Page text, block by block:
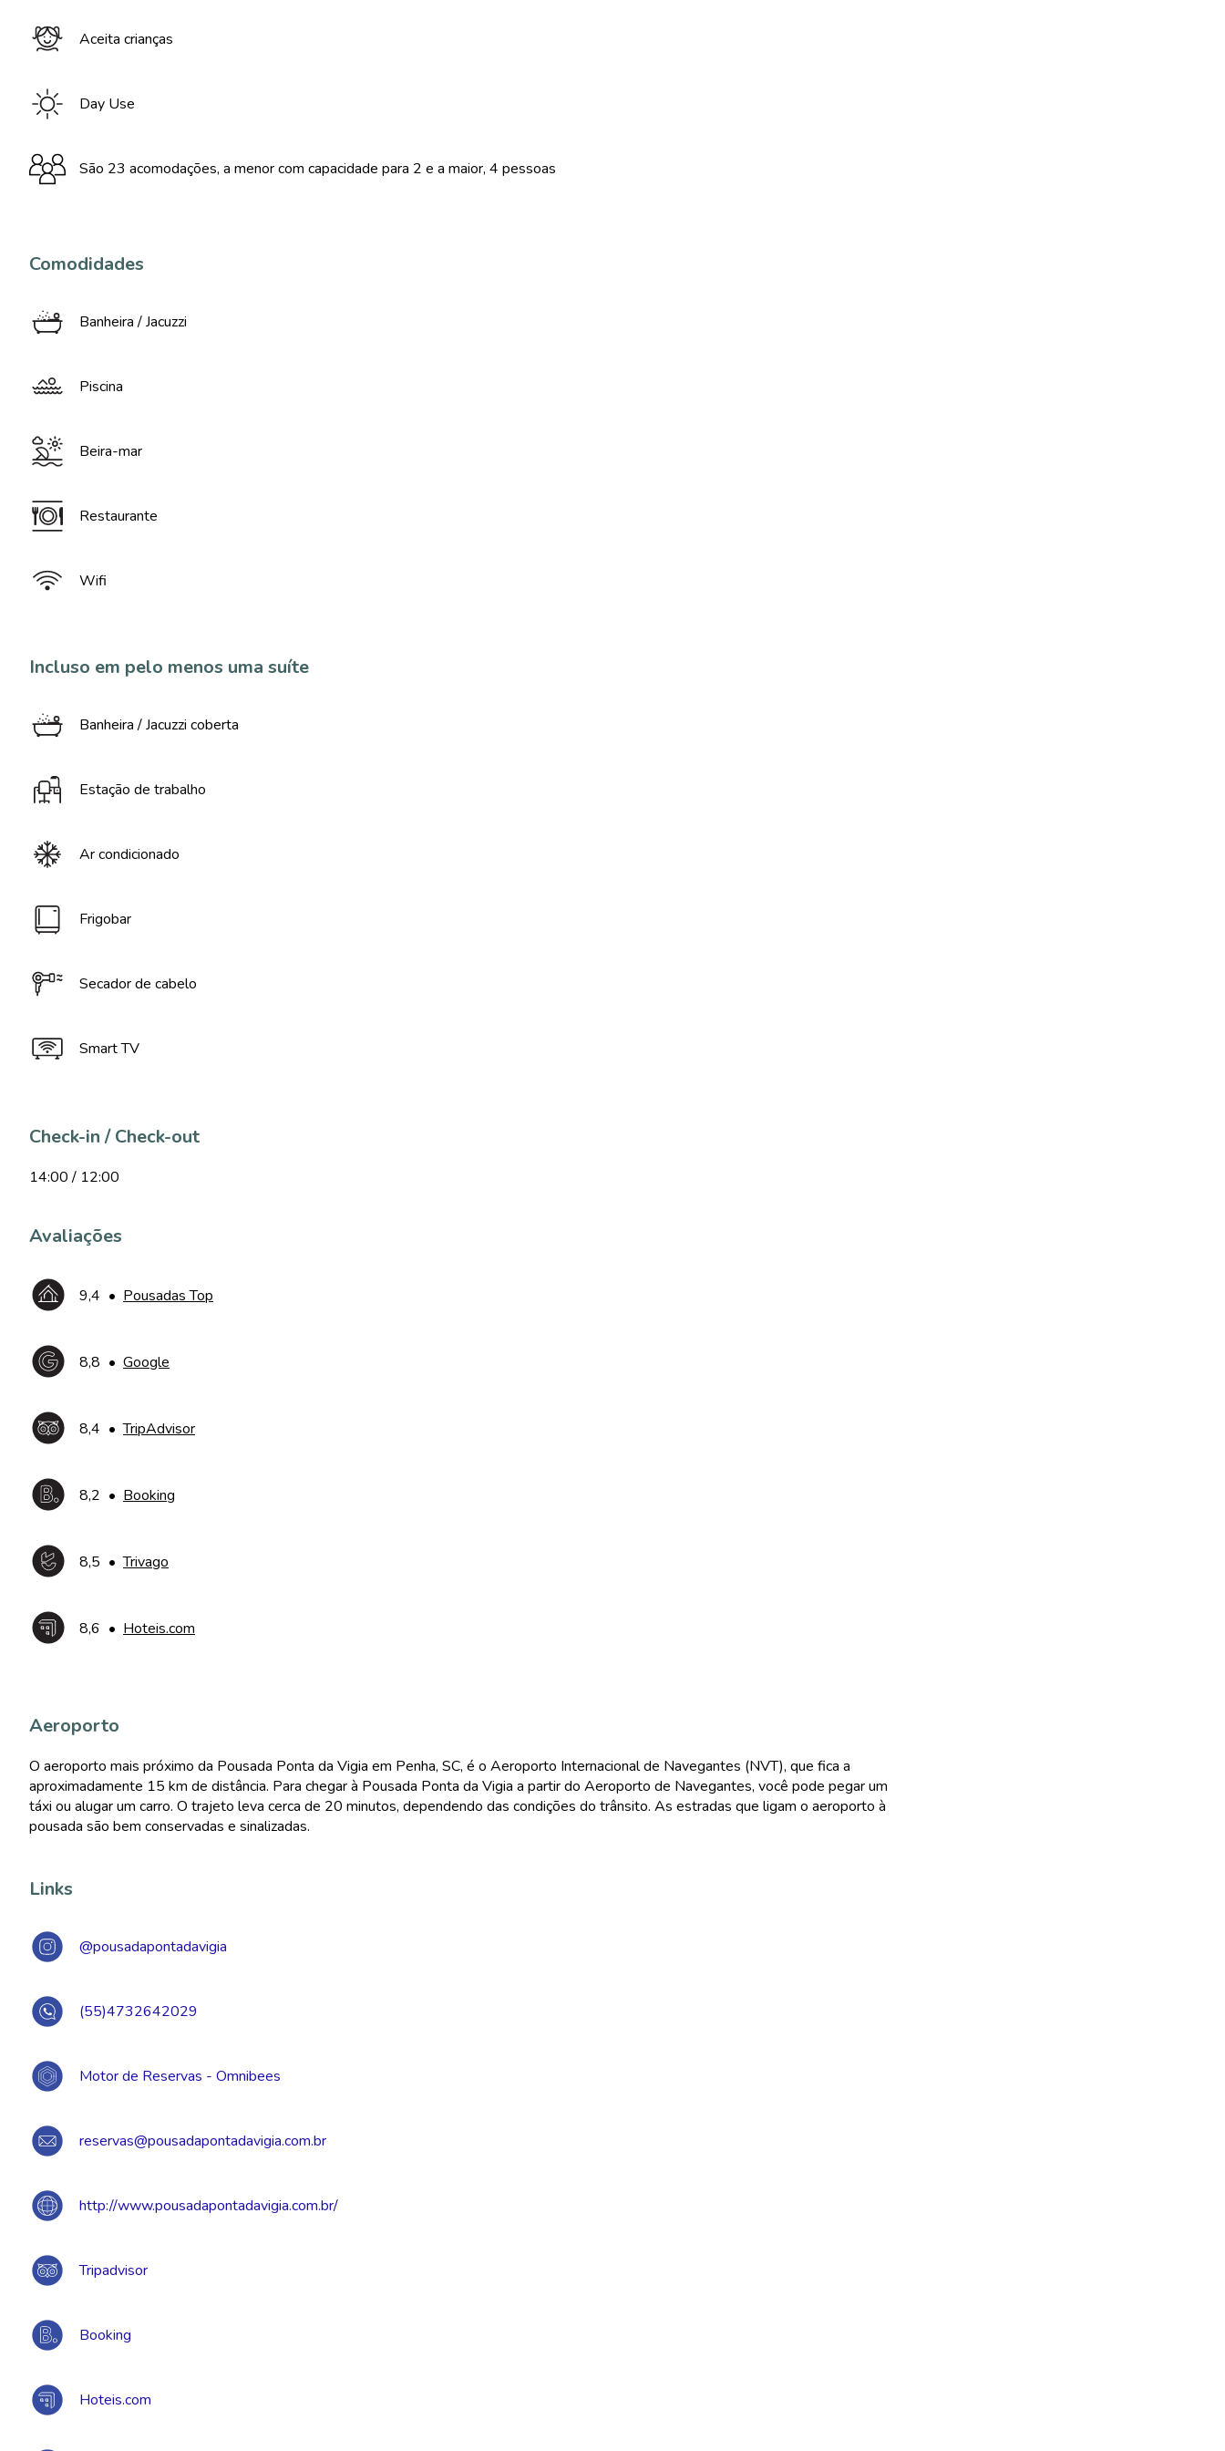
Aceita crianças
Day Use
São 23 acomodações, a menor com capacidade para 2 e a maior, 4 pessoas
Comodidades
Banheira / Jacuzzi
Piscina
Beira-mar
Restaurante
Wifi
Incluso em pelo menos uma suíte
Banheira / Jacuzzi coberta
Estação de trabalho
Ar condicionado
Frigobar
Secador de cabelo
Smart TV
Check-in / Check-out
14:00 / 12:00
Avaliações
9,4 • Pousadas Top
8,8 • Google
8,4 •TripAdvisor
8,2 • Booking
8,5 •Trivago
8,6 • Hoteis.com
Aeroporto
O aeroporto mais próximo da Pousada Ponta da Vigia em Penha, SC, é o Aeroporto Internacional de Navegantes (NVT), que fica a
aproximadamente 15 km de distância. Para chegar à Pousada Ponta da Vigia a partir do Aeroporto de Navegantes, você pode pegar um
táxi ou alugar um carro. O trajeto leva cerca de 20 minutos, dependendo das condições do trânsito. As estradas que ligam o aeroporto à
pousada são bem conservadas e sinalizadas.
Links
@pousadapontadavigia
(55)4732642029
Motor de Reservas - Omnibees
reservas@pousadapontadavigia.com.br
http://www.pousadapontadavigia.com.br/
Tripadvisor
Booking
Hoteis.com